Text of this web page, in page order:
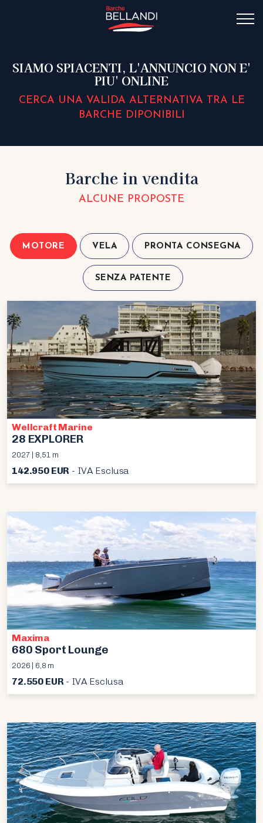
SIAMO SPIACENTI, L'ANNUNCIO NON E'
PIU' ONLINE
CERCA UNA VALIDA ALTERNATIVA TRA LE
BARCHE DIPONIBILI
Barche in vendita
ALCUNE PROPOSTE
MOTORE VELA PRONTA CONSEGNA
SENZA PATENTE
Wellcraft Marine
28 EXPLORER
2027 | 8,51 m
142.950 EUR - IVA Esclusa
Maxima
680 Sport Lounge
2026 | 6,8 m
72.550 EUR- IVA Esclusa